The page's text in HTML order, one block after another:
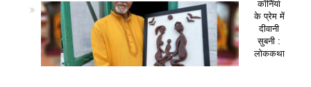
कानिया
के प्रेम में
दीवानी
सुबनी :
लोककथा